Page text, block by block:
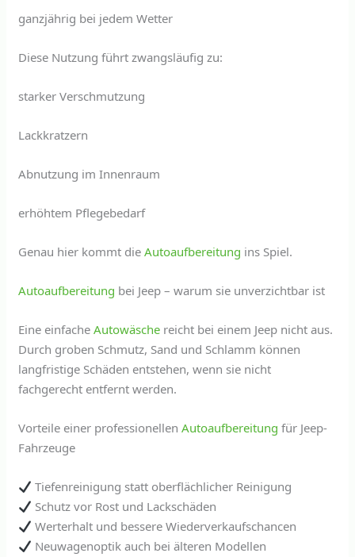
ganzjährig bei jedem Wetter
Diese Nutzung führt zwangsläufig zu:
starker Verschmutzung
Lackkratzern
Abnutzung im Innenraum
erhöhtem Pflegebedarf
Genau hier kommt dieAutoaufbereitung ins Spiel.
Autoaufbereitung bei Jeep – warum sie unverzichtbar ist
Eine einfacheAutowäsche reicht bei einem Jeep nicht aus.
Durch groben Schmutz, Sand und Schlamm können
langfristige Schäden entstehen, wenn sie nicht
fachgerecht entfernt werden.
Vorteile einer professionellenAutoaufbereitung für Jeep-
Fahrzeuge
Tiefenreinigung statt oberflächlicher Reinigung
Schutz vor Rost und Lackschäden
Werterhalt und bessere Wiederverkaufschancen
Neuwagenoptik auch bei älteren Modellen